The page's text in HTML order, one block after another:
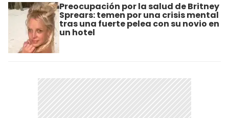
Preocupación por la salud de Britney
Sprears: temen por una crisis mental
tras una fuerte pelea con su novio en
un hotel